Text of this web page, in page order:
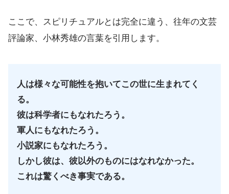
ここで、スピリチュアルとは完全に違う、往年の文芸
評論家、小林秀雄の言葉を引用します。
人は様々な可能性を抱いてこの世に生まれてく
る。
彼は科学者にもなれたろう。
軍人にもなれたろう。
小説家にもなれたろう。
しかし彼は、彼以外のものにはなれなかった。
これは驚くべき事実である。